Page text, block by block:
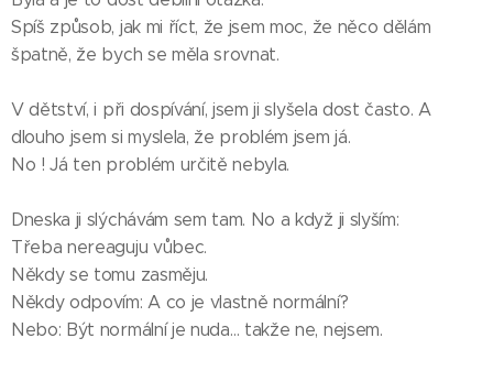
Spíš způsob, jak mi říct, že jsem moc, že něco dělám
špatně, že bych se měla srovnat.
V dětství, i při dospívání, jsem ji slyšela dost často. A
dlouho jsem si myslela, že problém jsem já.
No ! Já ten problém určitě nebyla.
Dneska ji slýchávám sem tam. No a když ji slyším:
Třeba nereaguju vůbec.
Někdy se tomu zasměju.
Někdy odpovím: A co je vlastně normální?
Nebo: Být normální je nuda… takže ne, nejsem.